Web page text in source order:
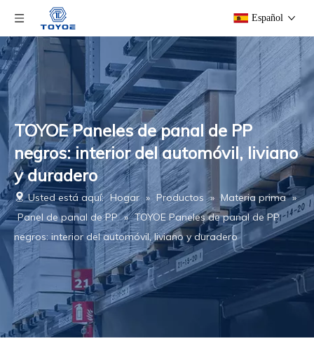
Español
TOYOE Paneles de panal de PP
negros: interior del automóvil, liviano
y duradero
Usted está aquí: Hogar » Productos » Materia prima »
Panel de panal de PP » TOYOE Paneles de panal de PP
negros: interior del automóvil, liviano y duradero